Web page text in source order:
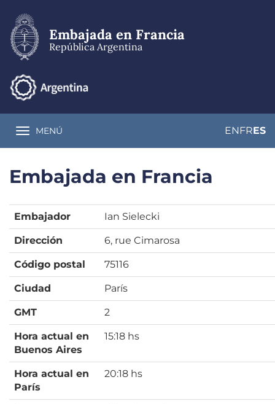
contenido
principal
Embajada en Francia
República Argentina
Toggle navigation
MENÚ ENFRES
Embajada en Francia
Embajador Ian Sielecki
Dirección 6, rue Cimarosa
Código postal 75116
Ciudad París
GMT 2
Hora actual en
Buenos Aires
15:18 hs
Hora actual en
París
20:18 hs